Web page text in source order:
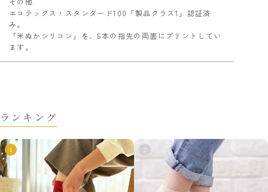
エコテックス・スタンダード100「製品クラス1」認証済
み。
「米ぬかシリコン」を、5本の指先の両面にプリントしてい
ます。
ランキング